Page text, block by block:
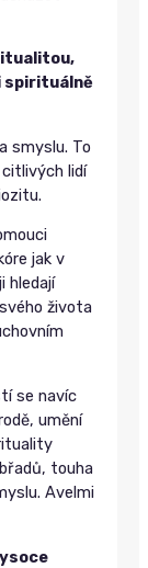
spirituálně
smyslu. To
lidí
jak v
hledají
života
se navíc
umění
touha
Avelmi